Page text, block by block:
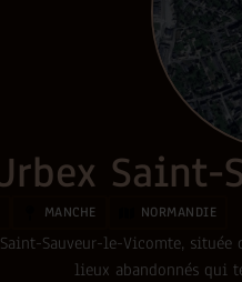
Saint-
MANCHE NORMANDIE
Saint-Sauveur-le-Vicomte, située
lieux abandonnés qui